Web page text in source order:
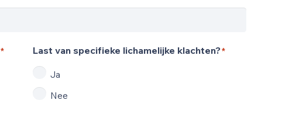
* Last van specifieke lichamelijke klachten?*
Ja
Nee